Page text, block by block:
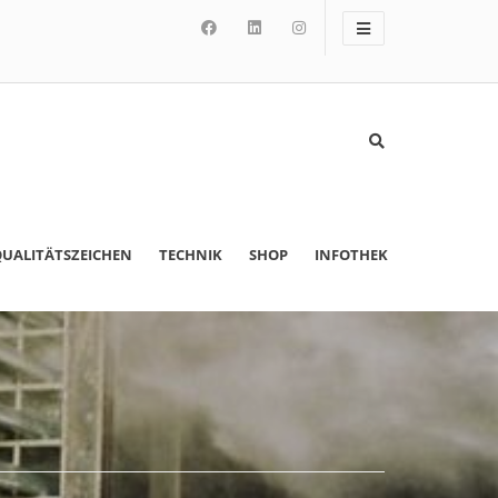
TECHNIK SHOP INFOTHEK